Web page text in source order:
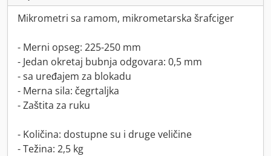
Mikrometri sa ramom, mikrometarska šrafciger
- Merni opseg: 225-250 mm
- Jedan okretaj bubnja odgovara: 0,5 mm
- sa uređajem za blokadu
- Merna sila: čegrtaljka
- Zaštita za ruku
- Količina: dostupne su i druge veličine
- Težina: 2,5 kg